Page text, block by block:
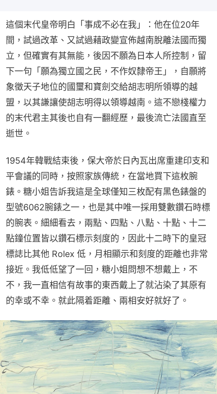
這個末代皇帝明白「事成不必在我」：他在位20年
間，試過改革、又試過藉政變宣佈越南脫離法國而獨
立，但確實有其無能，後因不願為日本人所控制，留
下一句「願為獨立國之民，不作奴隸帝王」，自願將
象徵天子地位的國璽和寶劍交給胡志明所領導的越
盟，以其謙讓使胡志明得以領導越南。這不戀棧權力
的末代君主其後也自有一翻經歷，最後流亡法國直至
逝世。
1954年韓戰結束後，保大帝於日內瓦出席重建印支和
平會議的同時，按照家族傳統，在當地買下這枚腕
錶。糖小姐告訴我這是全球僅知三枚配有黑色錶盤的
型號6062腕錶之一，也是其中唯一採用雙數鑽石時標
的腕表。細細看去，兩點、四點、八點、十點、十二
點鐘位置皆以鑽石標示刻度的，因此十二時下的皇冠
標誌比其他 Rolex 低，月相顯示和刻度的距離也非常
接近。我低低望了一回，糖小姐問想不想戴上，不
不，我一直相信有故事的東西戴上了就沾染了其原有
的幸或不幸。就此隔着距離、兩相安好就好了。